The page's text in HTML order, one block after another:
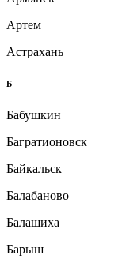
Артем
Астрахань
Б
Бабушкин
Багратионовск
Байкальск
Балабаново
Балашиха
Барыш